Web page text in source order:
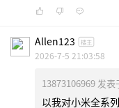
Allen123 楼主
2026-7-5 21:03:58
13873106969 发
以我对小米全系